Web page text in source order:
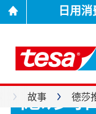
日用
故事 德莎
胶带“
泡工
德莎